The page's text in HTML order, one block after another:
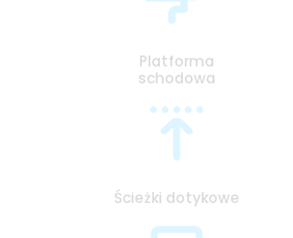
Platforma
schodowa
Ścieżki dotykowe